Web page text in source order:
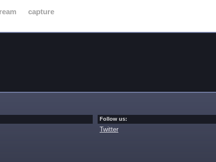
capture
Follow us:
Twitter